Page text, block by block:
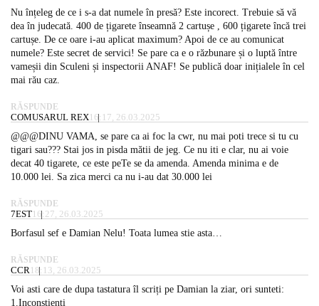
Nu înțeleg de ce i s-a dat numele în presă? Este incorect. Trebuie să vă
dea în judecată. 400 de țigarete înseamnă 2 cartușe , 600 țigarete încă trei
cartușe. De ce oare i-au aplicat maximum? Apoi de ce au comunicat
numele? Este secret de servici! Se pare ca e o răzbunare și o luptă între
vameșii din Sculeni și inspectorii ANAF! Se publică doar inițialele în cel
mai rău caz.
RĂSPUNDE
COMUSARUL REX16:17, 26.03.2025
@@@DINU VAMA, se pare ca ai foc la cwr, nu mai poti trece si tu cu
tigari sau??? Stai jos in pisda mătii de jeg. Ce nu iti e clar, nu ai voie
decat 40 tigarete, ce este peTe se da amenda. Amenda minima e de
10.000 lei. Sa zica merci ca nu i-au dat 30.000 lei
RĂSPUNDE
7EST16:27, 26.03.2025
Borfasul sef e Damian Nelu! Toata lumea stie asta…
RĂSPUNDE
CCR18:13, 26.03.2025
Voi asti care de dupa tastatura îl scriți pe Damian la ziar, ori sunteti:
1.Inconstienti